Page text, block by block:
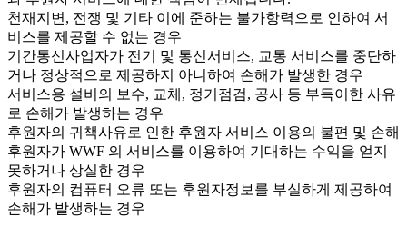
천재지변, 전쟁 및 기타 이에 준하는 불가항력으로 인하여 서
비스를 제공할 수 없는 경우
기간통신사업자가 전기 및 통신서비스, 교통 서비스를 중단하
거나 정상적으로 제공하지 아니하여 손해가 발생한 경우
서비스용 설비의 보수, 교체, 정기점검, 공사 등 부득이한 사유
로 손해가 발생하는 경우
후원자의 귀책사유로 인한 후원자 서비스 이용의 불편 및 손해
후원자가 WWF 의 서비스를 이용하여 기대하는 수익을 얻지
못하거나 상실한 경우
후원자의 컴퓨터 오류 또는 후원자정보를 부실하게 제공하여
손해가 발생하는 경우